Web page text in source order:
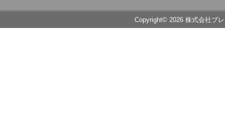
Copyright© 2026 株式会社ブ